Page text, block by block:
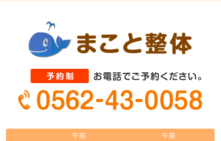
午前 午後